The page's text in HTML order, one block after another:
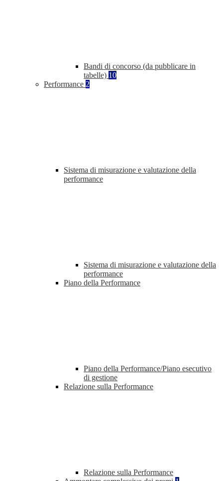
Bandi di concorso (da pubblicare in
tabelle) 10
Performance 2
Sistema di misurazione e valutazione della
performance
Sistema di misurazione e valutazione della
performance
Piano della Performance
Piano della Performance/Piano esecutivo
di gestione
Relazione sulla Performance
Relazione sulla Performance